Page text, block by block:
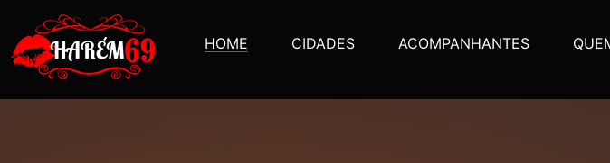
HOME CIDADES ACOMPANHANTES